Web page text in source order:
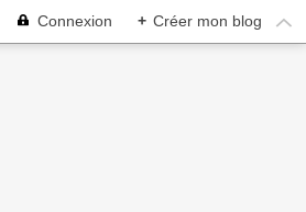
Connexion + Créer mon blog